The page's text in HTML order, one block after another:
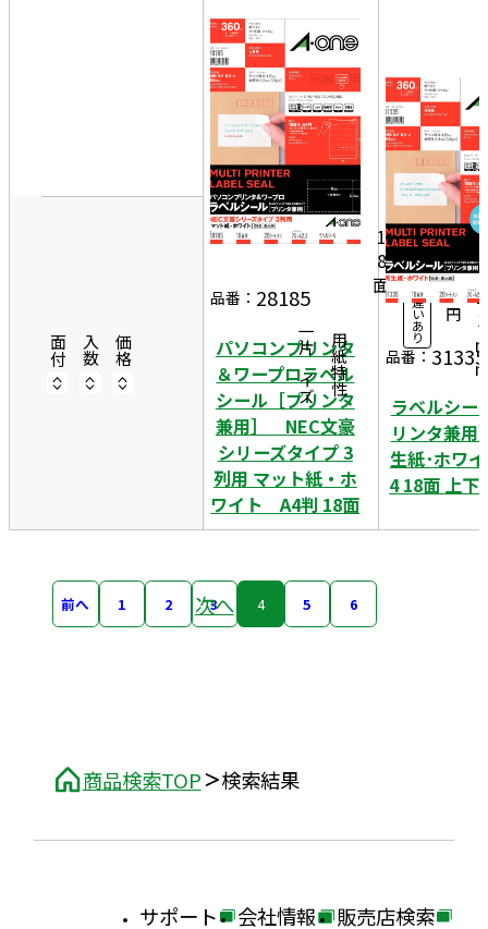
商品検索TOP 検索結果
面付 入数 価格 一片サイズ用紙特性
品番： 28185
パソコンプリンタ
＆ワープロラベル
シール［プリンタ
兼用］ NEC文豪
シリーズタイプ 3
列用 マット紙・ホ
ワイト A4判 18面
1
8
面
20
シ
ー
ト
入
数
違
い
あ
り
1,
5
1
8
円
7
0
4
3
品番： 31335
ラベルシー
リンタ兼
生紙･ホワ
4 18面 上下
前へ 1 2 3 4 5 6
次へ
サポート 会社情報 販売店検索